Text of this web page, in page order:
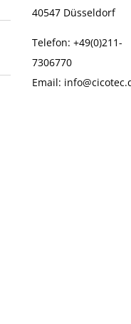
40547Düsseldorf
Telefon: +49(0)211-
7306770
Email: